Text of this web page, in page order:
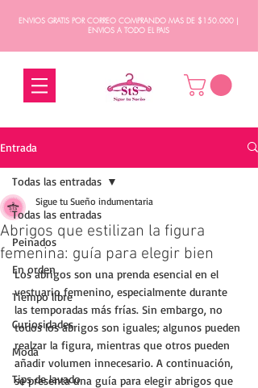
ENVIOS GRATIS POR CORREO COMPRANDO MAS DE $150.000 |
ENVIOS A TODO EL PAIS
Entrada
Todas las entradas
Peinados
En orden
Tiempo libre
Curiosidades
Moda
Tips de lavado
Todas las entradas
Abrigos que estilizan la figura
femenina: guía para elegir bien
Sigue tu Sueño indumentaria
Los abrigos son una prenda esencial en el
vestuario femenino, especialmente durante
las temporadas más frías. Sin embargo, no
todos los abrigos son iguales; algunos pueden
realzar la figura, mientras que otros pueden
añadir volumen innecesario. A continuación,
se presenta una guía para elegir abrigos que